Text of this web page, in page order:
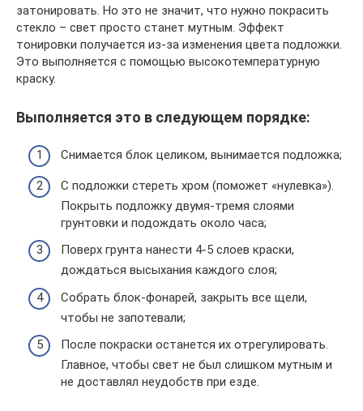
затонировать. Но это не значит, что нужно покрасить
стекло – свет просто станет мутным. Эффект
тонировки получается из-за изменения цвета подложки.
Это выполняется с помощью высокотемпературную
краску.
Выполняется это в следующем порядке:
Снимается блок целиком, вынимается подложка;
С подложки стереть хром (поможет «нулевка»).
Покрыть подложку двумя-тремя слоями
грунтовки и подождать около часа;
Поверх грунта нанести 4-5 слоев краски,
дождаться высыхания каждого слоя;
Собрать блок-фонарей, закрыть все щели,
чтобы не запотевали;
После покраски останется их отрегулировать.
Главное, чтобы свет не был слишком мутным и
не доставлял неудобств при езде.